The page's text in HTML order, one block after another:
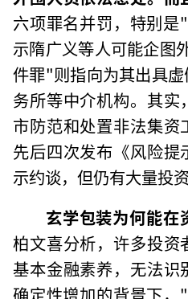
六项罪名并罚，特别
示隋广义等人可能企图
件罪"则指向为其出具
务所等中介机构。其
市防范和处置非法集
先后四次发布《风险
示约谈，但仍有大量投
玄学包装为何能在
柏文喜分析，许多投资
基本金融素养，无法
确定性增加的背景下